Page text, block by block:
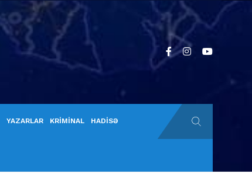
YAZARLAR KRİMİNAL HADİSƏ